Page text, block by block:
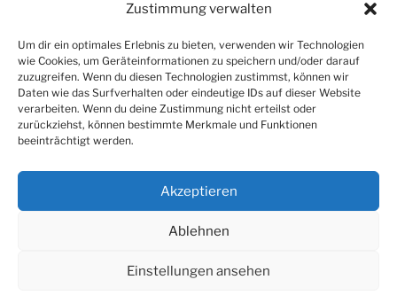
Zustimmung verwalten
Um dir ein optimales Erlebnis zu bieten, verwenden wir Technologien
wie Cookies, um Geräteinformationen zu speichern und/oder darauf
zuzugreifen. Wenn du diesen Technologien zustimmst, können wir
Daten wie das Surfverhalten oder eindeutige IDs auf dieser Website
verarbeiten. Wenn du deine Zustimmung nicht erteilst oder
zurückziehst, können bestimmte Merkmale und Funktionen
beeinträchtigt werden.
Akzeptieren
Ablehnen
Einstellungen ansehen
Atelier für Kunst und Bewegung Angela Kolter |
Friesenstraße 9 | 28203 Bremen | Tel.: 0421-77 55 7 |
info@angela-kolter.de